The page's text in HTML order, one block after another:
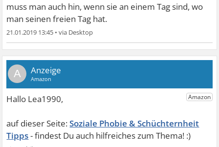
muss man auch hin, wenn sie an einem Tag sind, wo
man seinen freien Tag hat.
21.01.2019 13:45 •
A
Soziale Phobie & Schüchternheit
Tipps